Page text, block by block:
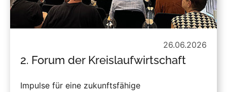
26.06.2026
2. Forum der Kreislaufwirtschaft
Impulse für eine zukunftsfähige